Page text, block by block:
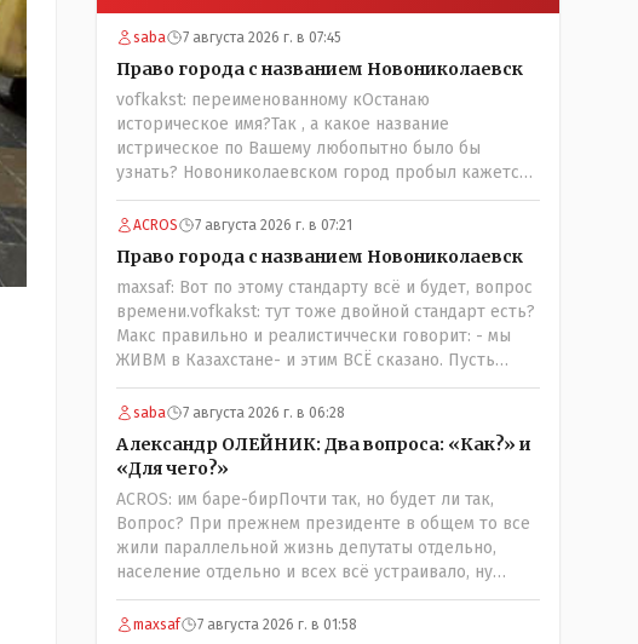
saba 7 августа 2026 г. в 07:45
Право города с названием Новониколаевск
vofkakst: переименованному кОстанаю
историческое имя?Так , а какое название
истрическое по Вашему любопытно было бы
узнать? Новониколаевском город пробыл кажется
лет 14! Всё остальное время был в русской версии
Кустанаем, теперь в казахской версии Костанай.
например Константинополь в римской версии, стал
Стамбул в турецкой, какое название здесь
историческое?
ACROS 7 августа 2026 г. в 07:21
Право города с названием Новониколаевск
maxsaf: Вот по этому стандарту всё и будет, вопрос
времени.vofkakst: тут тоже двойной стандарт есть?
Макс правильно и реалистиччески говорит: - мы
ЖИВМ в Казахстане- и этим ВСЁ сказано. Пусть
люди попробуют- вдруг получиться, хотя навряд ли,
вы же сами сказали: "....чтобы вернуть
исторические названия городам и весям...."
историческое название согласно этой же статьи :-
Цитата:..."...Комиссия утвердила новое место для
поселения ниже по Тоболу около брода,
находившегося около урочища Кустанай,
предложив назвать его Ново-Николаевским...." Так
что всё в цвет: - Кустанай - историческое название,
а Ново -Николаевск - его назвали пришлые люди.
saba 7 августа 2026 г. в 06:28
Александр ОЛЕЙНИК: Два вопроса: «Как?» и
«Для чего?»
ACROS: им баре-бирПочти так, но будет ли так,
Вопрос? При прежнем президенте в общем то все
жили параллельной жизнь депутаты отдельно,
население отдельно и всех всё устраивало, ну
кроме отдельных очень активных членов общества,
их всегда быстро выявляли и кого за границу, кого
maxsaf 7 августа 2026 г. в 01:58